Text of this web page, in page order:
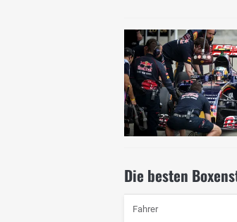
Die besten
Fahrer